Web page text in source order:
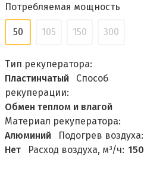
Потребляемая мощность
50 105 150 300
Тип рекуператора:
Пластинчатый
Способ
рекуперации:
Обмен теплом и влагой
Материал рекуператора:
Алюминий
Подогрев воздуха:
Нет
Расход воздуха, м³/ч: 150